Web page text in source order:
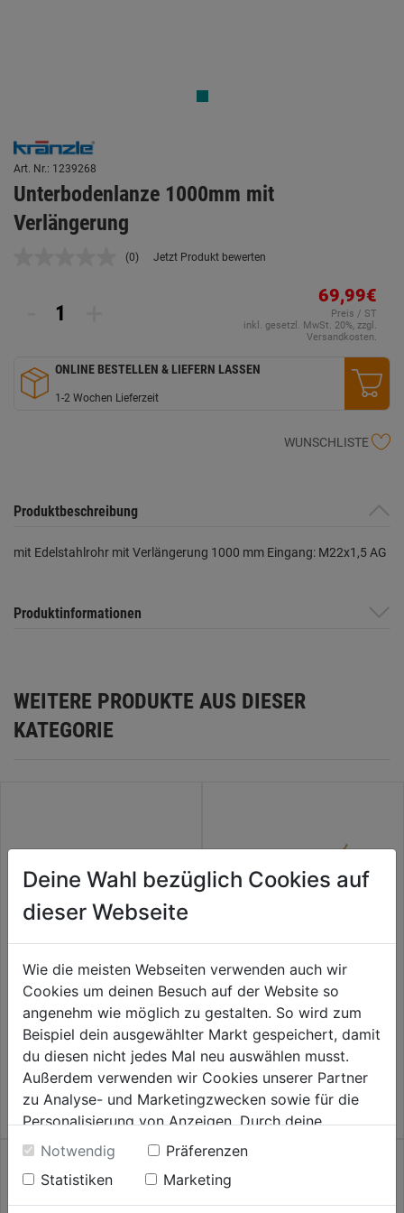
Art. Nr.: 1239268
Unterbodenlanze 1000mm mit
Verlängerung
Kein
(0) Jetzt Produkt bewerten
69,99€
Preis / ST
inkl. gesetzl. MwSt. 20%, zzgl.
Versandkosten.
ONLINE BESTELLEN & LIEFERN LASSEN
1-2 Wochen Lieferzeit
WUNSCHLISTE
Produktbeschreibung
mit Edelstahlrohr mit Verlängerung 1000 mm Eingang: M22x1,5 AG
Produktinformationen
WEITERE PRODUKTE AUS DIESER
KATEGORIE
Edelstahllanze 500 mm Steck-
nippel mit Vario-Jet-Düse 042
0.0 (0)
0.0
von
Sternen.
74,99€
Rotierende Waschbürste 500
mm mit Stecknippel
0.0 (0)
0.0
von
5
Sternen.
74,99€
Deine Wahl bezüglich Cookies auf
dieser Webseite
Wie die meisten Webseiten verwenden auch wir
Cookies um deinen Besuch auf der Website so
angenehm wie möglich zu gestalten. So wird zum
Beispiel dein ausgewählter Markt gespeichert, damit
du diesen nicht jedes Mal neu auswählen musst.
Außerdem verwenden wir Cookies unserer Partner
zu Analyse- und Marketingzwecken sowie für die
Personalisierung von Anzeigen. Durch deine
Einwilligung werden die Daten von Drittanbieter,
unter anderem auch in den USA, verarbeitet.
Durch Klick auf "Alle Cookies erlauben" stimmst du
der Verwendung aller Cookies zu. Unter "Details
Notwendig
Präferenzen
Statistiken
Marketing